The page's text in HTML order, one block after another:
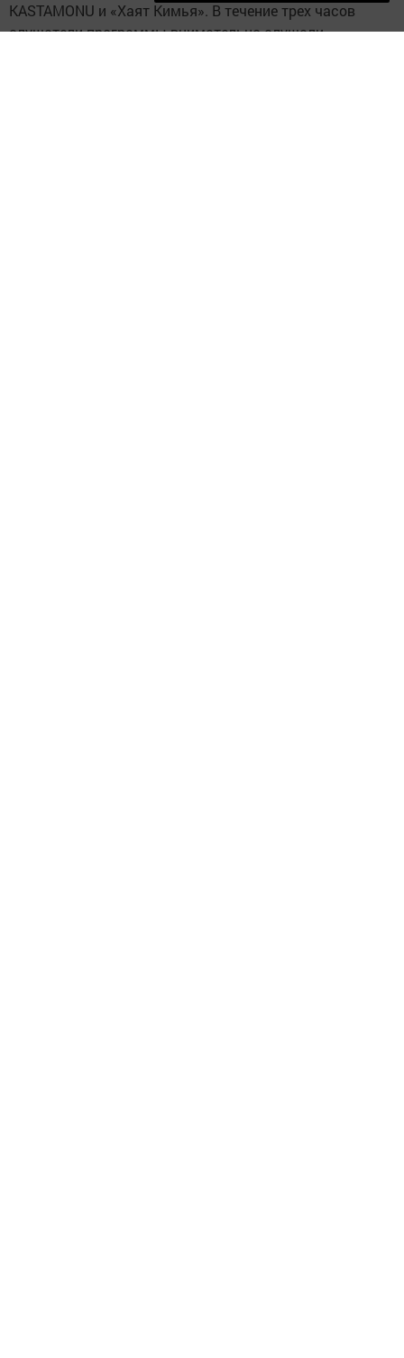
KASTAMONU и «Хаят Кимья». В течение трех часов
слушатели программы внимательно слушали